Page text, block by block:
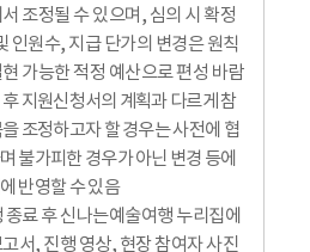
조정될 수 있으며, 심의 시 확정
인원수, 지급 단가의 변경은 원칙
가능한 적정 예산으로 편성 바람
지원신청서의 계획과 다르게 참
조정하고자 할 경우는 사전에 협
불가피한 경우가 아닌 변경 등에
반영할 수 있음
료 후 신나는예술여행 누리집에
서, 진행 영상, 현장 참여자 사진